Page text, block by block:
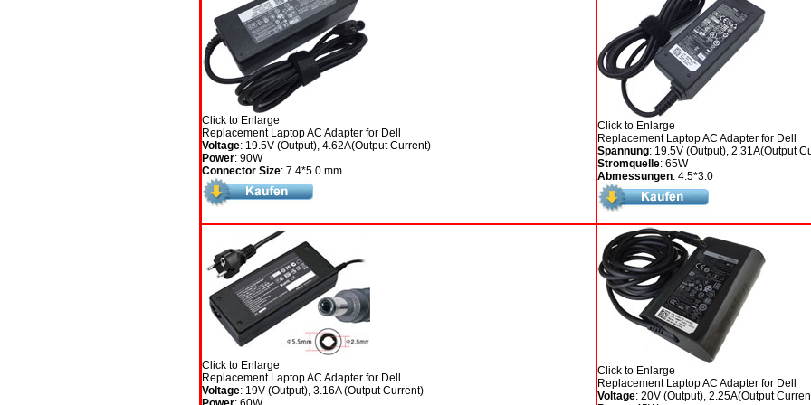
Click to Enlarge
Replacement Laptop AC Adapter for Dell
Voltage: 19.5V (Output), 4.62A(Output Current)
Power: 90W
Connector Size: 7.4*5.0 mm
Click to Enlarge
Replacement Laptop AC Adapter for Dell
Spannung: 19.5V (Output), 2.31A(Output
Stromquelle: 65W
Abmessungen: 4.5*3.0
Click to Enlarge
Replacement Laptop AC Adapter for Dell
Voltage: 19V (Output), 3.16A (Output Current)
Click to Enlarge
Replacement Laptop AC Adapter for Dell
Voltage: 20V (Output), 2.25A(Output